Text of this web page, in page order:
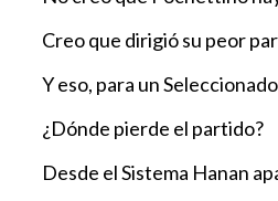
Creo que dirigió su peor
Y eso, para un
¿Dónde pierde el partido?
Desde el Sistema Hanan